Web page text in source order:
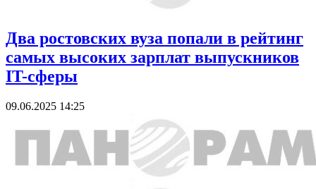
Два ростовских вуза попали в рейтинг
самых высоких зарплат выпускников
IT-сферы
09.06.2025 14:25